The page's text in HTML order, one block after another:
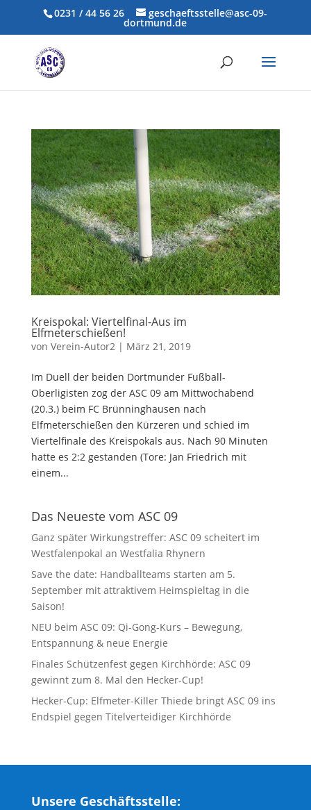
0231 / 44 56 26 geschaeftsstelle@asc-09-
dortmund.de
Kreispokal: Viertelfinal-Aus im
Elfmeterschießen!
von Verein-Autor2| März 21, 2019
Im Duell der beiden Dortmunder Fußball-
Oberligisten zog der ASC 09 am Mittwochabend
(20.3.) beim FC Brünninghausen nach
Elfmeterschießen den Kürzeren und schied im
Viertelfinale des Kreispokals aus. Nach 90 Minuten
hatte es 2:2 gestanden (Tore: Jan Friedrich mit
einem...
Das Neueste vom ASC 09
Ganz später Wirkungstreffer: ASC 09 scheitert im
Westfalenpokal an Westfalia Rhynern
Save the date: Handballteams starten am 5.
September mit attraktivem Heimspieltag in die
Saison!
NEU beim ASC 09: Qi-Gong-Kurs – Bewegung,
Entspannung & neue Energie
Finales Schützenfest gegen Kirchhörde: ASC 09
gewinnt zum 8. Mal den Hecker-Cup!
Hecker-Cup: Elfmeter-Killer Thiede bringt ASC 09 ins
Endspiel gegen Titelverteidiger Kirchhörde
Unsere Geschäftsstelle: